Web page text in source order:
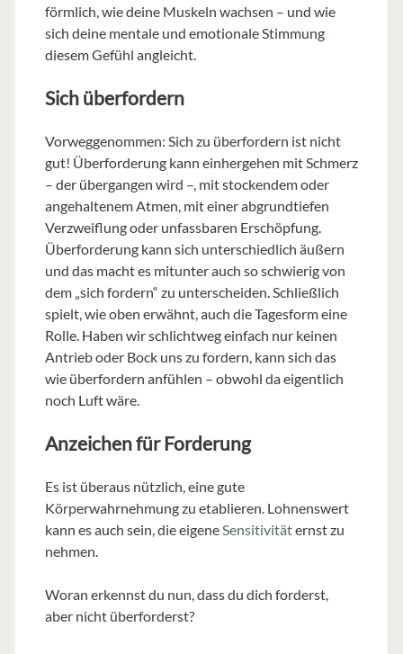
förmlich, wie deine Muskeln wachsen – und wie
sich deine mentale und emotionale Stimmung
diesem Gefühl angleicht.
Sich überfordern
Vorweggenommen: Sich zu überfordern ist nicht
gut! Überforderung kann einhergehen mit Schmerz
– der übergangen wird –, mit stockendem oder
angehaltenem Atmen, mit einer abgrundtiefen
Verzweiflung oder unfassbaren Erschöpfung.
Überforderung kann sich unterschiedlich äußern
und das macht es mitunter auch so schwierig von
dem „sich fordern“ zu unterscheiden. Schließlich
spielt, wie oben erwähnt, auch die Tagesform eine
Rolle. Haben wir schlichtweg einfach nur keinen
Antrieb oder Bock uns zu fordern, kann sich das
wie überfordern anfühlen – obwohl da eigentlich
noch Luft wäre.
Anzeichen für Forderung
Es ist überaus nützlich, eine gute
Körperwahrnehmung zu etablieren. Lohnenswert
kann es auch sein, die eigeneSensitivitäternst zu
nehmen.
Woran erkennst du nun, dass du dich forderst,
aber nicht überforderst?